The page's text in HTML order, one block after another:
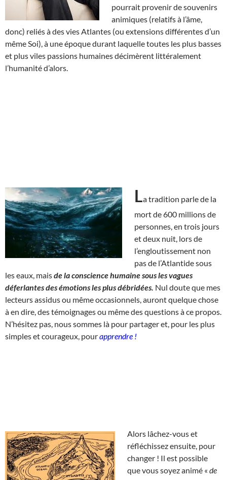
pourrait provenir de souvenirs
animiques (relatifs à l’âme,
donc) reliés à des vies Atlantes (ou extensions différentes d’un
même Soi), à une époque durant laquelle toutes les plus basses
et plus viles passions humaines décimèrent littéralement
l’humanité d’alors.
La tradition parle de la
mort de 600 millions de
personnes, en trois jours
et deux nuit, lors de
l’engloutissement non
pas de l’Atlantide sous
les eaux, maisde la conscience humaine sous les vagues
déferlantes des émotions les plus débridées. Nul doute que mes
lecteurs assidus ou même occasionnels, auront quelque chose
à en dire, des témoignages ou même des questions à ce propos.
N’hésitez pas, nous sommes là pour partager et, pour les plus
simples et courageux, pourapprendre !
Alors lâchez-vous et
réfléchissez ensuite, pour
changer ! Il est possible
que vous soyez animé « de